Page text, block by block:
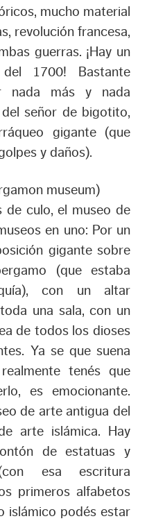
mucho material
revolución francesa,
guerras. ¡Hay un
1700! Bastante
nada más y nada
señor de bigotito,
gigante (que
y daños).
museum)
culo, el museo de
en uno: Por un
gigante sobre
(que estaba
con un altar
una sala, con un
de todos los dioses
Ya se que suena
tenés que
es emocionante.
de arte antigua del
arte islámica. Hay
de estatuas y
esa escritura
primeros alfabetos
islámico podés estar